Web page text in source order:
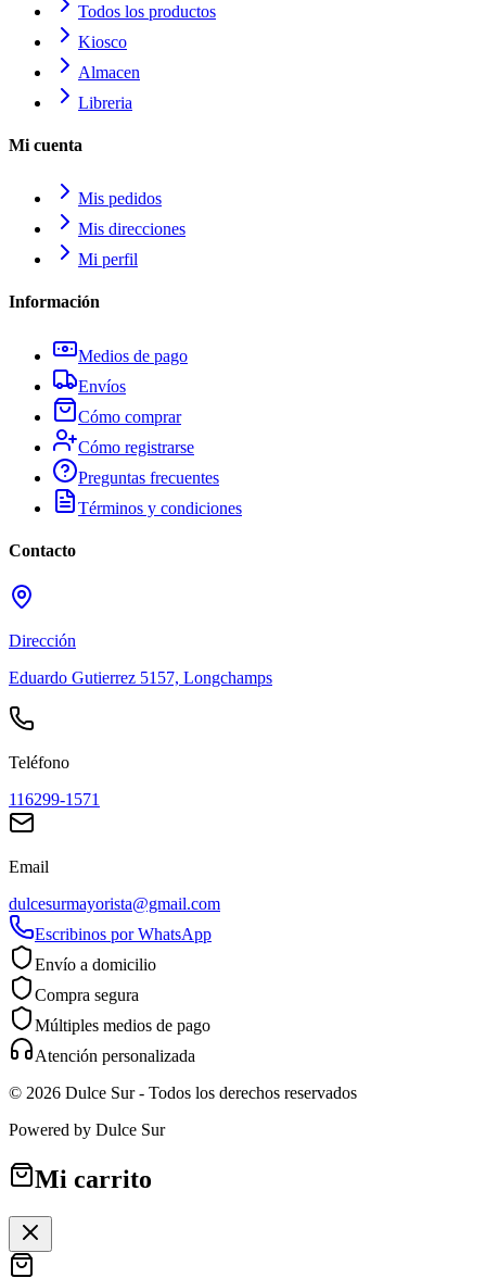
Todos los productos
Kiosco
Almacen
Libreria
Mi cuenta
Mis pedidos
Mis direcciones
Mi perfil
Información
Medios de pago
Envíos
Cómo comprar
Cómo registrarse
Preguntas frecuentes
Términos y condiciones
Contacto
Dirección
Eduardo Gutierrez 5157, Longchamps
Teléfono
116299-1571
Email
dulcesurmayorista@gmail.com
Escribinos por WhatsApp
Envío a domicilio
Compra segura
Múltiples medios de pago
Atención personalizada
© 2026 Dulce Sur- Todos los derechos reservados
Powered by Dulce Sur
Mi carrito